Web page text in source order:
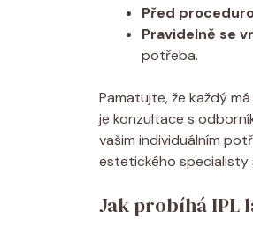
Před
Pravidelně se
potřeba.
Pamatujte, že každý
je konzultace s
vašim individuálním
estetického specialisty
Jak probíhá IPL